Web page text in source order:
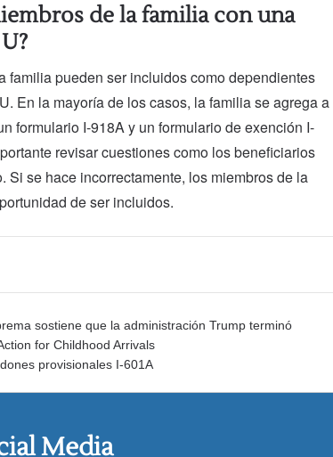
de la familia con una
familia pueden ser incluidos como dependientes
En la mayoría de los casos, la familia se agrega a
formulario I-918A y un formulario de exención I-
revisar cuestiones como los beneficiarios
Si se hace incorrectamente, los miembros de la
de ser incluidos.
sostiene que la administración Trump terminó
for Childhood Arrivals
provisionales I-601A
Media